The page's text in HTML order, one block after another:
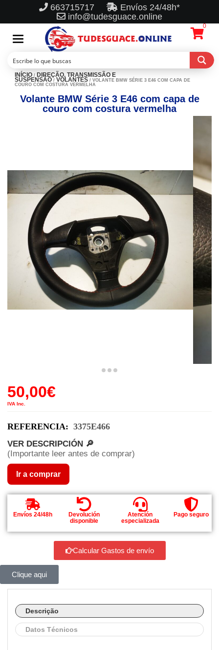
663715717
Envíos 24/48h*
info@tudesguace.online
Toggle
navigation
0
INÍCIO / DIREÇÃO, TRANSMISSÃO E
SUSPENSÃO / VOLANTES / VOLANTE BMW SÉRIE 3 E46 COM CAPA DE
COURO COM COSTURA VERMELHA
Volante BMW Série 3 E46 com capa de
couro com costura vermelha
50,00€
IVA Inc.
REFERENCIA: 3375E466
VER DESCRIPCIÓN 🔎
(Importante leer antes de comprar)
Ir a comprar
Envíos 24/48h
Devolución
disponible
Atención
especializada
Pago seguro
Calcular Gastos de envío
Clique aqui
Descrição
Datos Técnicos